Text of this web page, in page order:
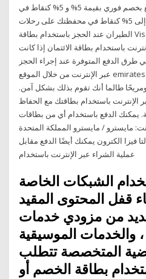
يومًا من تاريخ الشراء. استمتع بخصم فوري بقيمة 5% و 5% كنقاط في
محفظتك على الفنادق، بالإضافة إلى 5% كنقاط في محفظتك على رحلات
الطيران عند الحجز باستخدام بطاقة Visa والكود WINTER21 هل يمكنني
باستخدام بطاقة الائتمان إذا كانت
الدفع المتوفرة عند إجراء الحجز
عبر الإنترنت من خلال الموقع emirates.com؟ يمكن أن يكون استخدام
طالما أنك تقوم بذلك بشكل آمن.
باستخدام بطاقتك مع الحفاظ
يمكنك الدفع باستخدام أي من بطاقات
مايسترو / مايسترو المملكة المتحدة
فيزا الكترون يمكنك أيضًا الدفع مقابل
عملية الشراء عبر الإنترنت باستخدام
الشبكات الخاصة
قفل المحتوى المقيد
من مزودي خدمات
والخدمات الموسيقية
المتخصصة تتطلب
بطاقة الخصم أو